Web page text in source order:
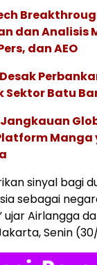
dan Analisis
dan AEO
Batu
Jangkauan
Platform
sinyal bagi
sebagai
ujar Airlangga
Senin